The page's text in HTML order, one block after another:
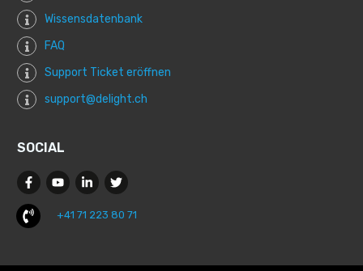
Wissensdatenbank
FAQ
Support Ticket eröffnen
support@delight.ch
SOCIAL
+41 71 223 80 71